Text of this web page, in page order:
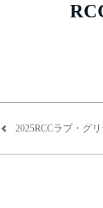
2025RCCラブ・グ